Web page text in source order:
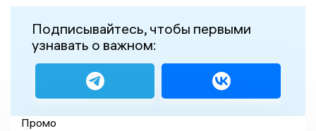
Подписывайтесь, чтобы первыми
узнавать о важном:
Промо